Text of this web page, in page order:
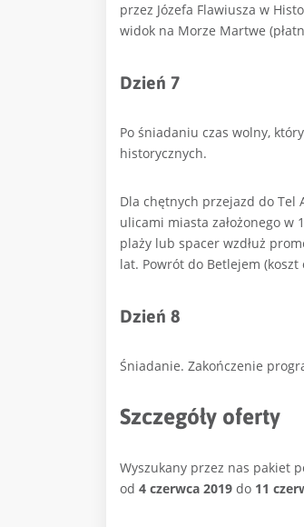
przez Józefa Flawiusza w
widok na Morze Martwe
Dzień 7
Po śniadaniu czas wolny,
historycznych.
Dla chętnych przejazd do Tel
ulicami miasta założonego
plaży lub spacer wzdłuż
lat. Powrót do Betlejem (koszt
Dzień 8
Śniadanie. Zakończenie
Szczegóły oferty
Wyszukany przez nas pakiet
od 4 czerwca 2019 do 11